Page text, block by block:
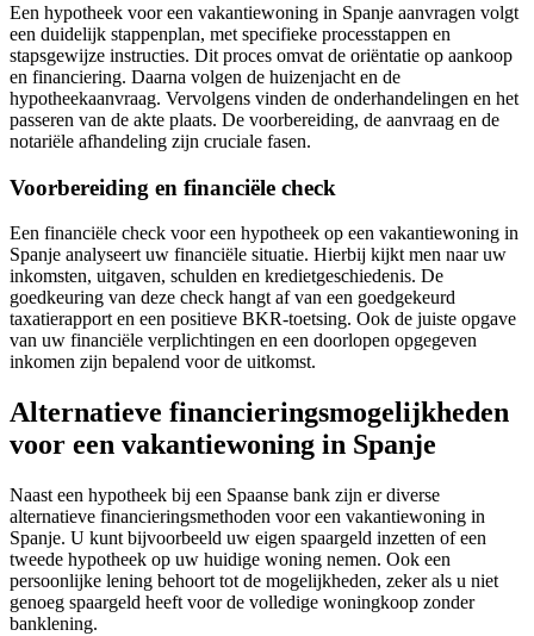
Een hypotheek voor een vakantiewoning in Spanje aanvragen volgt
een duidelijk stappenplan, met specifieke processtappen en
stapsgewijze instructies. Dit proces omvat de oriëntatie op aankoop
en financiering. Daarna volgen de huizenjacht en de
hypotheekaanvraag. Vervolgens vinden de onderhandelingen en het
passeren van de akte plaats. De voorbereiding, de aanvraag en de
notariële afhandeling zijn cruciale fasen.
Voorbereiding en financiële check
Een financiële check voor een hypotheek op een vakantiewoning in
Spanje analyseert uw financiële situatie. Hierbij kijkt men naar uw
inkomsten, uitgaven, schulden en kredietgeschiedenis. De
goedkeuring van deze check hangt af van een goedgekeurd
taxatierapport en een positieve BKR-toetsing. Ook de juiste opgave
van uw financiële verplichtingen en een doorlopen opgegeven
inkomen zijn bepalend voor de uitkomst.
Alternatieve financieringsmogelijkheden
voor een vakantiewoning in Spanje
Naast een hypotheek bij een Spaanse bank zijn er diverse
alternatieve financieringsmethoden voor een vakantiewoning in
Spanje. U kunt bijvoorbeeld uw eigen spaargeld inzetten of een
tweede hypotheek op uw huidige woning nemen. Ook een
persoonlijke lening behoort tot de mogelijkheden, zeker als u niet
genoeg spaargeld heeft voor de volledige woningkoop zonder
banklening.